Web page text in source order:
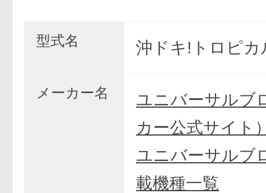
型式名 沖ドキ!トロピカ
メーカー名
ユニバーサルブ
カー公式サイト
ユニバーサルブ
載機種一覧